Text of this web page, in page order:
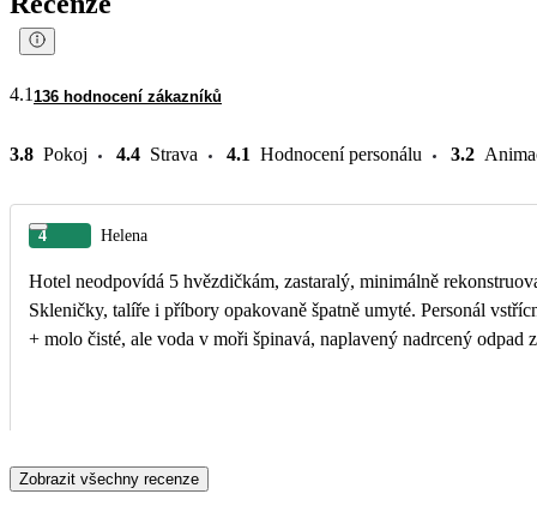
4.1 136 hodnocení zákazníků
3.8 Pokoj 4.4 Strava 4.1 Hodnocení personálu 3.2
4 Helena
Hotel neodpovídá 5 hvězdičkám, zastaralý, minimálně
Skleničky, talíře i příbory opakovaně špatně umyté. Personál
+ molo čisté, ale voda v moři špinavá, naplavený nadrcený
Zobrazit všechny recenze